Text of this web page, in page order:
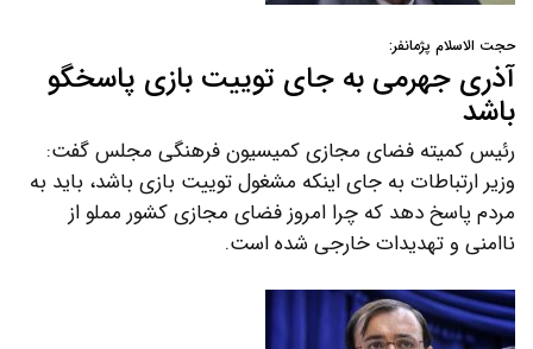
حجت الاسلام پژمانفر:
آذری جهرمی به جای توییت بازی پاسخگو
باشد
رئیس کمیته فضای مجازی کمیسیون فرهنگی مجلس گفت:
وزیر ارتباطات به جای اینکه مشغول توییت بازی باشد، باید به
مردم پاسخ دهد که چرا امروز فضای مجازی کشور مملو از
ناامنی و تهدیدات خارجی شده است.